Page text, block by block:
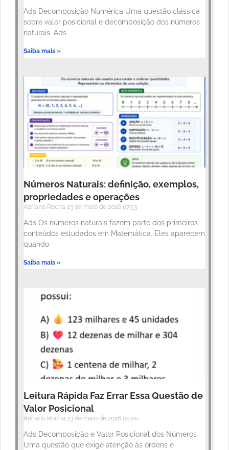
Ads Decomposição Numérica Uma questão clássica
sobre valor posicional e decomposição dos números
naturais. Ads
Saiba mais »
Números Naturais: definição, exemplos,
propriedades e operações
Adriano Rocha 23 de maio de 2026 07:53
Ads Os números naturais fazem parte dos primeiros
conteúdos estudados em Matemática. Eles aparecem
quando
Saiba mais »
Leitura Rápida Faz Errar Essa Questão de
Valor Posicional
Adriano Rocha 23 de maio de 2026 05:00
Ads Decomposição e Valor Posicional dos Números
Uma questão que exige atenção às ordens e